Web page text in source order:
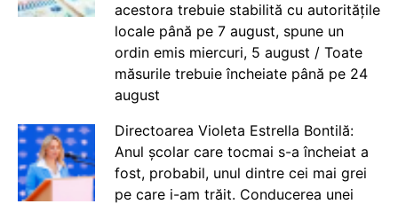
acestora trebuie stabilită cu autoritățile
locale până pe 7 august, spune un
ordin emis miercuri, 5 august / Toate
măsurile trebuie încheiate până pe 24
august
Directoarea Violeta Estrella Bontilă:
Anul școlar care tocmai s-a încheiat a
fost, probabil, unul dintre cei mai grei
pe care i-am trăit. Conducerea unei